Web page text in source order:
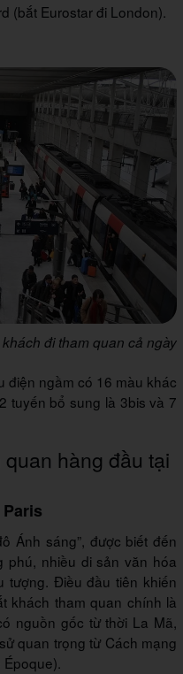
(bắt Eurostar đi London).
đi tham quan cả ngày
điện ngầm có 16 màu khác
tuyến bổ sung là 3bis và 7
hàng đầu tại
Ánh sáng”, được biết đến
phú, nhiều di sản văn hóa
tượng. Điều đầu tiên khiến
khách tham quan chính là
nguồn gốc từ thời La Mã,
quan trọng từ Cách mạng
Époque).